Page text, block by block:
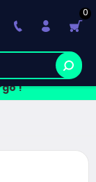
!
0